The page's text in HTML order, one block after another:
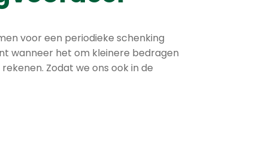
voor een periodieke schenking
wanneer het om kleinere bedragen
Zodat we ons ook in de